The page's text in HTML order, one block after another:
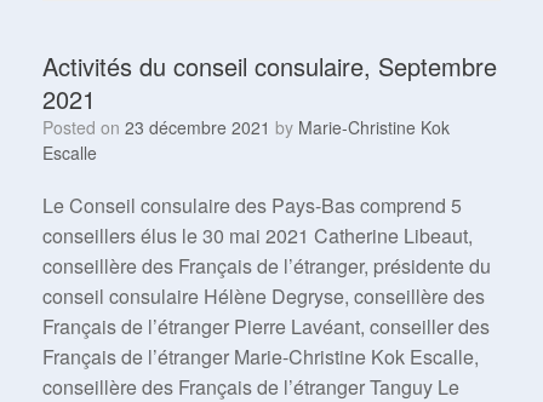
Activités du conseil consulaire, Septembre
2021
Posted on 23 décembre 2021 by Marie-Christine Kok
Escalle
Le Conseil consulaire des Pays-Bas comprend 5
conseillers élus le 30 mai 2021 Catherine Libeaut,
conseillère des Français de l’étranger, présidente du
conseil consulaire Hélène Degryse, conseillère des
Français de l’étranger Pierre Lavéant, conseiller des
Français de l’étranger Marie-Christine Kok Escalle,
conseillère des Français de l’étranger Tanguy Le